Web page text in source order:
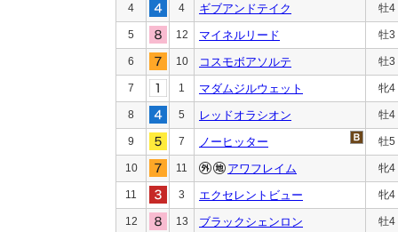
4 4 ギブアンドテイク 牡4
5 12 マイネルリード 牡3
6 10 コスモボアソルテ 牡3
7 1 マダムジルウェット 牝4
8 5 レッドオラシオン 牡4
9 7 ノーヒッター 牡5
10 11 アワフレイム 牝4
11 3 エクセレントビュー 牝4
12 13 ブラックシェンロン 牡4